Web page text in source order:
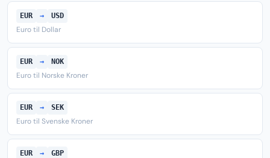
EUR → USD
Euro til Dollar
EUR → NOK
Euro til Norske Kroner
EUR → SEK
Euro til Svenske Kroner
EUR → GBP